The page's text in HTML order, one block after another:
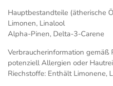
Hauptbestandteile (ätherische
Limonen, Linalool
Alpha-Pinen, Delta-3-Carene
Verbraucherinformation gemäß
potenziell Allergien oder
Riechstoffe: Enthält Limonene,